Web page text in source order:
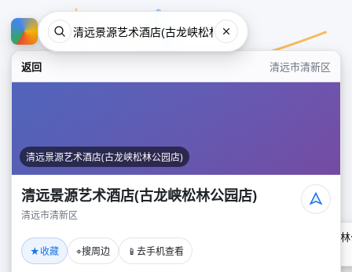
返回 清远市清新区
清远景源艺术酒店(古龙峡松林公园店)
清远景源艺术酒店(古龙峡松林公园店)
清远市清新区
★收藏 ⌖搜周边 📱 去手机查看
清远景源艺术酒店(古龙峡松